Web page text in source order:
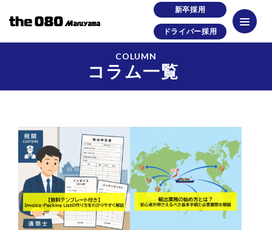
新卒採用
ドライバー採用
COLUMN
コラム一覧